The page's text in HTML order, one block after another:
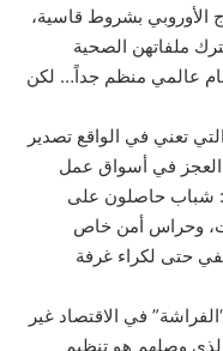
الأوروبي بشروط قاسية،
ملفاتهن الصحية
عالمي منظم جداً… لكن
تعني في الواقع تصدير
العجز في أسواق عمل
شباب حاصلون على
وحراس أمن خاص
تكفي حتى لكراء غرفة
في الاقتصاد غير
وصلهم هو تنظيم